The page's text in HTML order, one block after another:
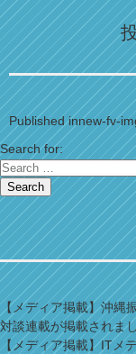
Published innew-fv-
Search for:
Search
【メディア掲載】沖縄
対談連載が掲載されま
【メディア掲載】ITメ